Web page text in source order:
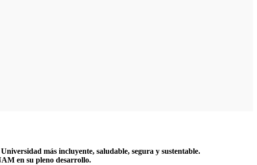
más incluyente, saludable, segura y sustentable.
en su pleno desarrollo.